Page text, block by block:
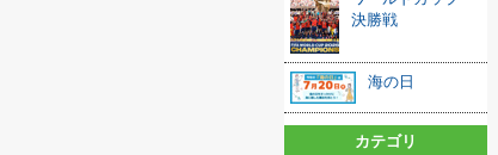
決勝戦
海の日
カテゴリ